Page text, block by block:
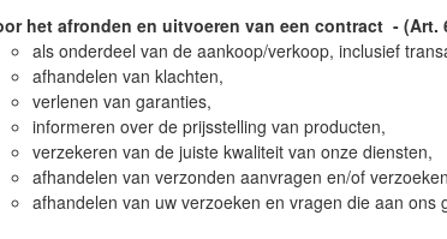
het afronden en uitvoeren van een contract - (Art.
als onderdeel van de aankoop/verkoop, inclusief
afhandelen van klachten,
verlenen van garanties,
informeren over de prijsstelling van producten,
verzekeren van de juiste kwaliteit van onze diensten,
afhandelen van verzonden aanvragen en/of
afhandelen van uw verzoeken en vragen die aan